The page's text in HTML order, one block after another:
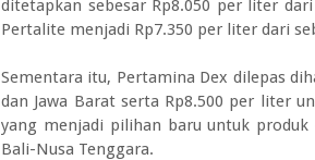
ditetapkan sebesar Rp8.050 per liter
Pertalite menjadi Rp7.350 per liter dari
Sementara itu, Pertamina Dex dilepas
dan Jawa Barat serta Rp8.500 per liter
yang menjadi pilihan baru untuk
Bali-Nusa Tenggara.